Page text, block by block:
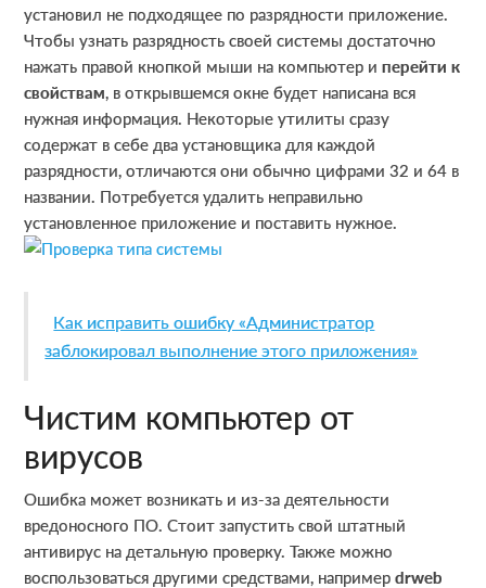
установил не подходящее по разрядности приложение.
Чтобы узнать разрядность своей системы достаточно
нажать правой кнопкой мыши на компьютер иперейти к
свойствам, в открывшемся окне будет написана вся
нужная информация. Некоторые утилиты сразу
содержат в себе два установщика для каждой
разрядности, отличаются они обычно цифрами 32 и 64 в
названии. Потребуется удалить неправильно
установленное приложение и поставить нужное.
Как исправить ошибку «Администратор
заблокировал выполнение этого приложения»
Чистим компьютер от
вирусов
Ошибка может возникать и из-за деятельности
вредоносного ПО. Стоит запустить свой штатный
антивирус на детальную проверку. Также можно
воспользоваться другими средствами, напримерdrweb